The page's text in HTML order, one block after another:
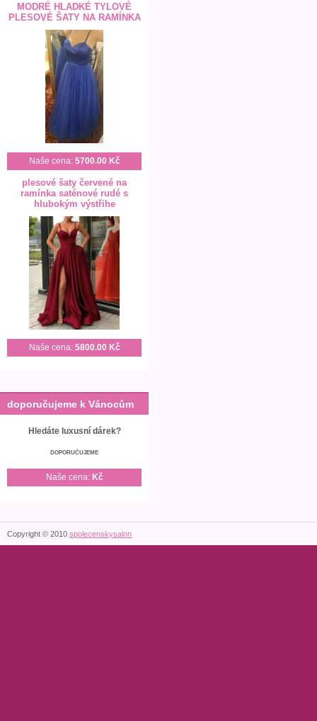
MODRÉ HLADKÉ TYLOVÉ
PLESOVÉ ŠATY NA RAMÍNKA
Naše cena: 5700.00 Kč
plesové šaty červené na
ramínka saténové rudé s
hlubokým výstřihe
Naše cena: 5800.00 Kč
doporučujeme k Vánocům
Hledáte luxusní dárek?
DOPORUČUJEME
Naše cena: Kč
Copyright © 2010 spolecenskysalon